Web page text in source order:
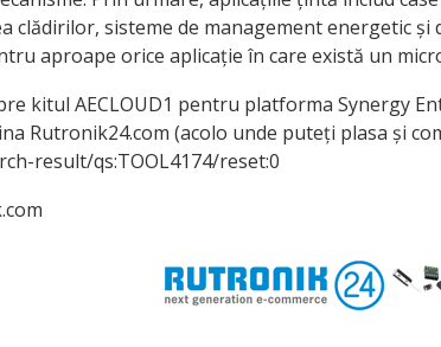
clădirilor, sisteme de management energetic și
aproape orice aplicație în care există un
kitul AECLOUD1 pentru platforma Synergy
Rutronik24.com (acolo unde puteți plasa și
result/qs:TOOL4174/reset:0